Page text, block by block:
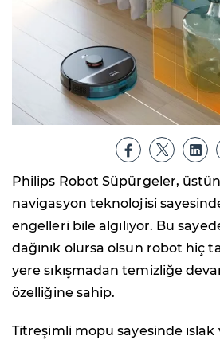
Philips Robot Süpürgeler,
navigasyon teknolojisi
engelleri bile algılıyor. Bu
dağınık olursa olsun robot hiç
yere sıkışmadan temizliğe
özelliğine sahip.
Titreşimli mopu sayesinde